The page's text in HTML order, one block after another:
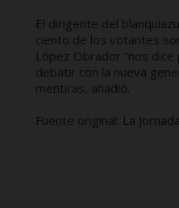
El dirigente del
ciento de los votantes
López Obrador “nos dice
debatir con la nueva
mentiras, añadió.
Fuente original: La Jornada